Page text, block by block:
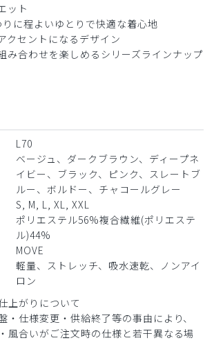
ット
に程よいゆとりで快適な着心地
クセントになるデザイン
み合わせを楽しめるシリーズラインナップ
L70
ベージュ、ダークブラウン、ディープネ
イビー、ブラック、ピンク、スレートブ
ルー、ボルドー、チャコールグレー
S, M, L, XL, XXL
ポリエステル56%複合繊維(ポリエステ
ル)44%
MOVE
軽量、ストレッチ、吸水速乾、ノンアイ
ロン
上がりについて
・仕様変更・供給終了等の事由により、
風合いがご注文時の仕様と若干異なる場